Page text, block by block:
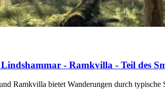
- Ramkvilla - Teil des
Ramkvilla bietet Wanderungen durch